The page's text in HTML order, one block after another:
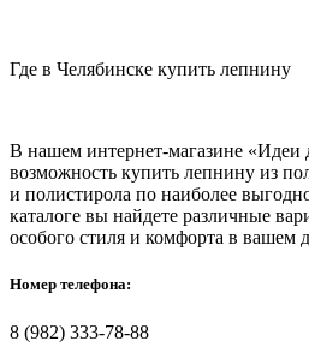
Где в Челябинске купить лепнину
В нашем интернет-магазине «Идеи
возможность купить лепнину из
и полистирола по наиболее
каталоге вы найдете различные
особого стиля и комфорта в вашем
Номер телефона:
8 (982) 333-78-88